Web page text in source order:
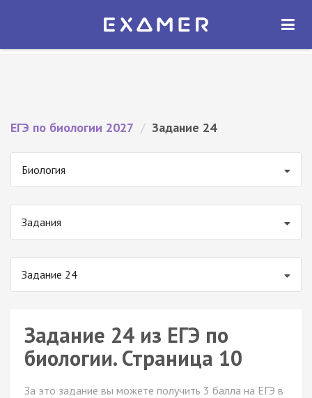
Экзамер — ЕГЭ 2027
ОТКРЫТЬ
ЕГЭ по биологии 2027 / Задание 24
Биология
Задания
Задание 24
Задание 24 из ЕГЭ по
биологии. Страница 10
За это задание вы можете получить 3 балла на ЕГЭ в